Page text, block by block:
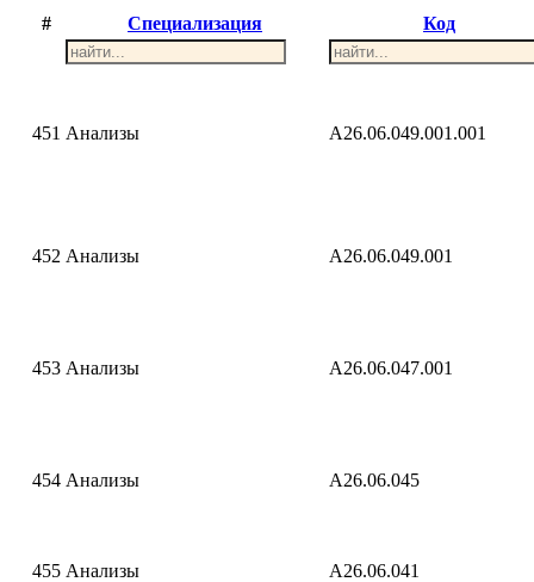
# Специализация Код
451 Анализы A26.06.049.001.001
452 Анализы A26.06.049.001
453 Анализы A26.06.047.001
454 Анализы A26.06.045
455 Анализы A26.06.041